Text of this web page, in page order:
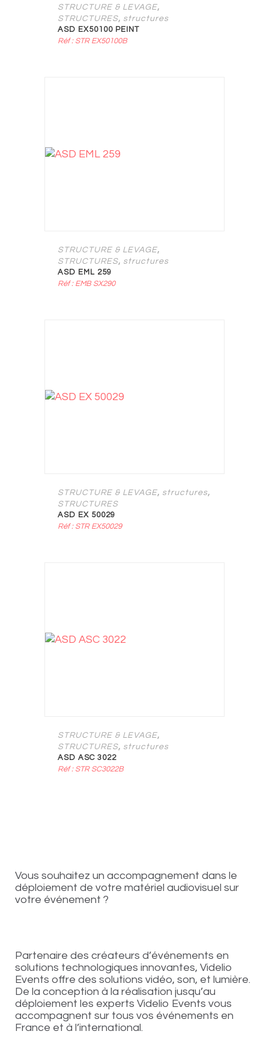
STRUCTURE & LEVAGE,
STRUCTURES, structures
ASD EX50100 PEINT
Réf : STR EX50100B
STRUCTURE & LEVAGE,
STRUCTURES, structures
ASD EML 259
Réf : EMB SX290
STRUCTURE & LEVAGE, structures,
STRUCTURES
ASD EX 50029
Réf : STR EX50029
STRUCTURE & LEVAGE,
STRUCTURES, structures
ASD ASC 3022
Réf : STR SC3022B
Vous souhaitez un accompagnement dans le
déploiement de votre matériel audiovisuel sur
votre événement ?
Partenaire des créateurs d’événements en
solutions technologiques innovantes, Videlio
Events offre des solutions vidéo, son, et lumière.
De la conception à la réalisation jusqu’au
déploiement les experts Videlio Events vous
accompagnent sur tous vos événements en
France et à l’international.